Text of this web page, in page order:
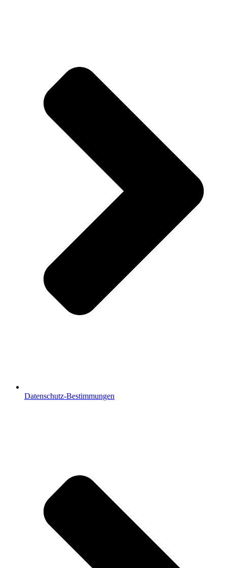
Datenschutz-Bestimmungen